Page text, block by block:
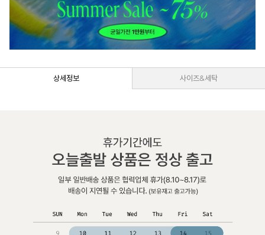
상세정보 사이즈&세탁